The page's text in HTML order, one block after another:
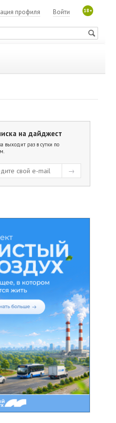
18+
Войти
профиля
на дайджест
выходит раз в сутки по